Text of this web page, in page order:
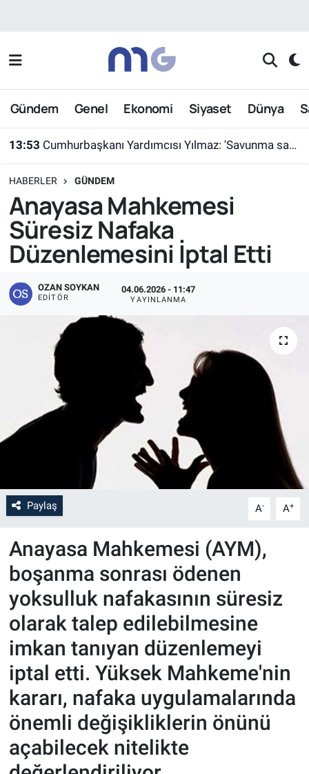
Gündem Genel Ekonomi Siyaset Dünya
13:53 Cumhurbaşkanı Yardımcısı Yılmaz: 'Savunma sanayiinde hedefimiz en kısa sürede ülkemizi ilk 10 ihracatçı ülke arasına sokmak'
HABERLER GÜNDEM
Anayasa Mahkemesi
Süresiz Nafaka
Düzenlemesini İptal Etti
OZAN SOYKAN
EDITÖR
04.06.2026 - 11:47
YAYINLANMA
Paylaş A- A+
Anayasa Mahkemesi (AYM),
boşanma sonrası ödenen
yoksulluk nafakasının süresiz
olarak talep edilebilmesine
imkan tanıyan düzenlemeyi
iptal etti. Yüksek Mahkeme'nin
kararı, nafaka uygulamalarında
önemli değişikliklerin önünü
açabilecek nitelikte
Nöbetçi Eczaneler
Hava Durumu
Süper Lig Puan Durumu ve Fikstür
Tüm Manşetler
Son Dakika Haberleri
Haber Arşivi